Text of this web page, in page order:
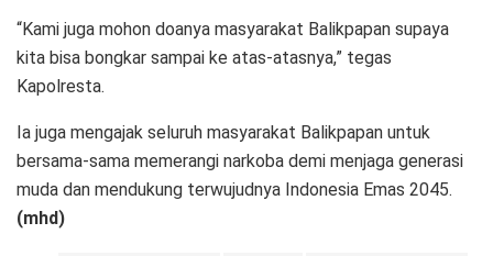
“Kami juga mohon doanya masyarakat Balikpapan supaya
kita bisa bongkar sampai ke atas-atasnya,” tegas
Kapolresta.
Ia juga mengajak seluruh masyarakat Balikpapan untuk
bersama-sama memerangi narkoba demi menjaga generasi
muda dan mendukung terwujudnya Indonesia Emas 2045.
(mhd)